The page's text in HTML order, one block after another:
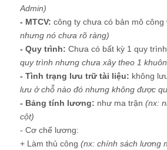
Admin)
- MTCV: công ty chưa có bản mô công
nhưng nó chưa rõ ràng)
- Quy trình: Chưa có bất kỳ 1 quy
quy trình nhưng chưa xây theo 1
- Tình trạng lưu trữ tài liệu: không
lưu ở chỗ nào đó nhưng không được
- Bảng tính lương: như ma trận (nx:
cột)
- Cơ chế lương:
+ Làm thủ công (nx: chính sách lương